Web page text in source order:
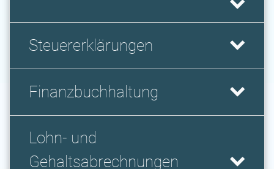
Steuererklärungen
Finanzbuchhaltung
Lohn- und
Gehaltsabrechnungen